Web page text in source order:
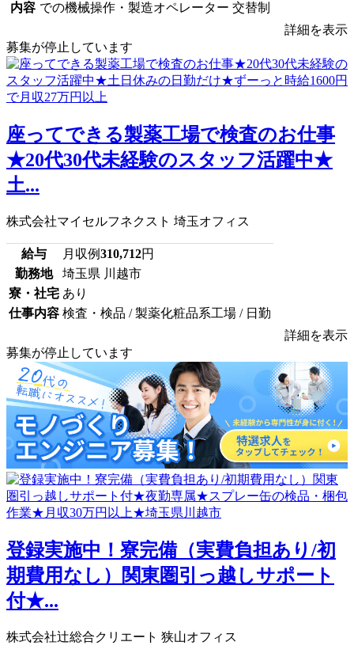
内容 での機械操作・製造オペレーター 交替制
詳細を表示
募集が停止しています
座ってできる製薬工場で検査のお仕事
★20代30代未経験のスタッフ活躍中★
土...
株式会社マイセルフネクスト 埼玉オフィス
給与 月収例310,712円
勤務地
埼玉県 川越市
寮・社宅 あり
仕事内容 検査・検品 / 製薬化粧品系工場 / 日勤
詳細を表示
募集が停止しています
登録実施中！寮完備（実費負担あり/初
期費用なし）関東圏引っ越しサポート
付★...
株式会社辻総合クリエート 狭山オフィス